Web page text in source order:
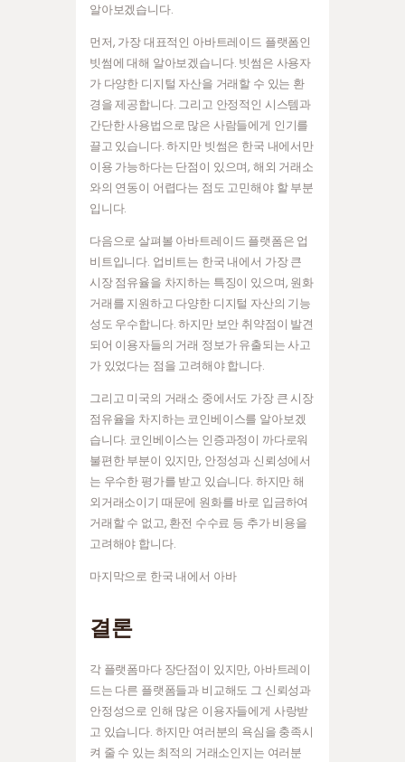
알아보겠습니다.
먼저, 가장 대표적인 아바트레이드 플랫폼인
빗썸에 대해 알아보겠습니다. 빗썸은 사용자
가 다양한 디지털 자산을 거래할 수 있는 환
경을 제공합니다. 그리고 안정적인 시스템과
간단한 사용법으로 많은 사람들에게 인기를
끌고 있습니다. 하지만 빗썸은 한국 내에서만
이용 가능하다는 단점이 있으며, 해외 거래소
와의 연동이 어렵다는 점도 고민해야 할 부분
입니다.
다음으로 살펴볼 아바트레이드 플랫폼은 업
비트입니다. 업비트는 한국 내에서 가장 큰
시장 점유율을 차지하는 특징이 있으며, 원화
거래를 지원하고 다양한 디지털 자산의 기능
성도 우수합니다. 하지만 보안 취약점이 발견
되어 이용자들의 거래 정보가 유출되는 사고
가 있었다는 점을 고려해야 합니다.
그리고 미국의 거래소 중에서도 가장 큰 시장
점유율을 차지하는 코인베이스를 알아보겠
습니다. 코인베이스는 인증과정이 까다로워
불편한 부분이 있지만, 안정성과 신뢰성에서
는 우수한 평가를 받고 있습니다. 하지만 해
외거래소이기 때문에 원화를 바로 입금하여
거래할 수 없고, 환전 수수료 등 추가 비용을
고려해야 합니다.
마지막으로 한국 내에서 아바
결론
각 플랫폼마다 장단점이 있지만, 아바트레이
드는 다른 플랫폼들과 비교해도 그 신뢰성과
안정성으로 인해 많은 이용자들에게 사랑받
고 있습니다. 하지만 여러분의 욕심을 충족시
켜 줄 수 있는 최적의 거래소인지는 여러분